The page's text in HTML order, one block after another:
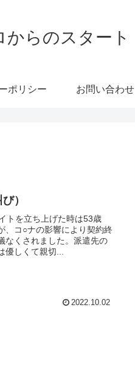
らのスタート
ポリシー お問い合わせ
）
トを立ち上げた時は53歳
、コ○ナの影響により契約終
なくされました。派遣先の
しくて親切...
2022.10.02